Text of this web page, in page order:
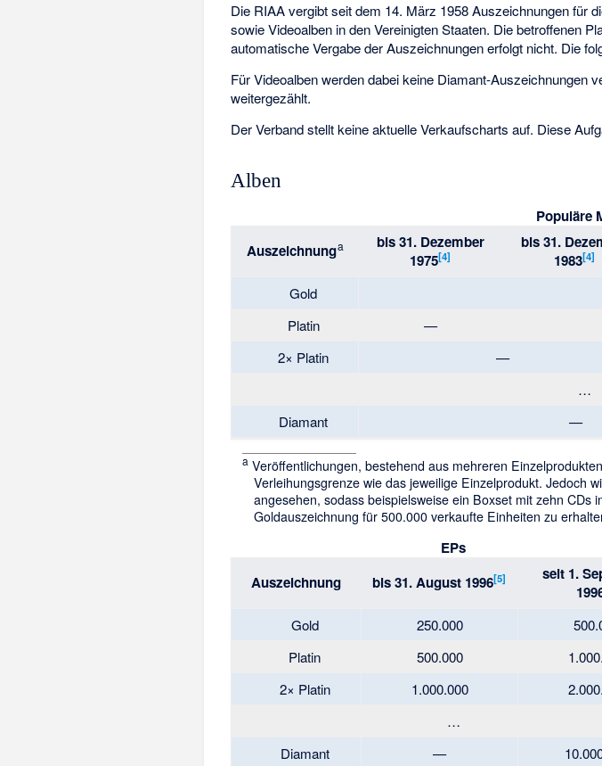
Die RIAA vergibt seit dem 14. März 1958 Auszeichnungen für
sowie Videoalben in den Vereinigten Staaten. Die betroffenen
automatische Vergabe der Auszeichnungen erfolgt nicht. Die
Für Videoalben werden dabei keine Diamant-Auszeichnungen
weitergezählt.
Der Verband stellt keine aktuelle Verkaufscharts auf. Diese
Alben
Populäre
Auszeichnunga
bis 31. Dezember
1975[4]
bis 31.
1983[4]
Gold
Platin
—
2× Platin
—
…
Diamant
—
a Veröffentlichungen, bestehend aus mehreren
Verleihungsgrenze wie das jeweilige Einzelprodukt. Jedoch
angesehen, sodass beispielsweise ein Boxset mit zehn
Goldauszeichnung für 500.000 verkaufte Einheiten zu
EPs
Auszeichnung
bis 31. August 1996[5]
seit 1.
Gold 250.000
Platin
500.000
2× Platin
1.000.000
…
Diamant
—